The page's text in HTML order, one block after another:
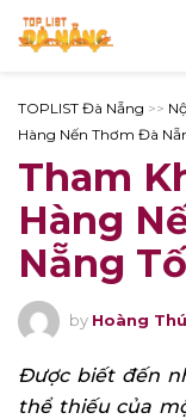
TOPLIST Đà Nẵng >>
Hàng Nến Thơm Đà
Tham
Hàng
Nẵng
by Hoàng
Được biết đến
thể thiếu của